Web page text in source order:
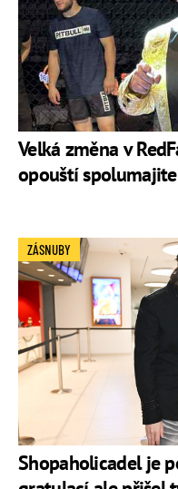
Velká změna v
opouští
Shopaholicadel je
ZÁSNUBY